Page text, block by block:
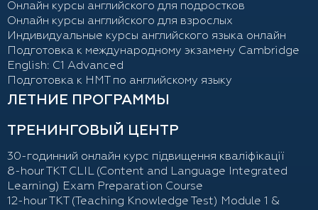
Онлайн курсы английского для подростков
Онлайн курсы английского для взрослых
Индивидуальные курсы английского языка онлайн
Подготовка к международному экзамену Cambridge
English: C1 Advanced
Подготовка к НМТ по английскому языку
ЛЕТНИЕ ПРОГРАММЫ
ТРЕНИНГОВЫЙ ЦЕНТР
30-годинний онлайн курс підвищення кваліфікації
8-hour TKT CLIL (Content and Language Integrated
Learning) Exam Preparation Course
12-hour TKT (Teaching Knowledge Test) Module 1 &